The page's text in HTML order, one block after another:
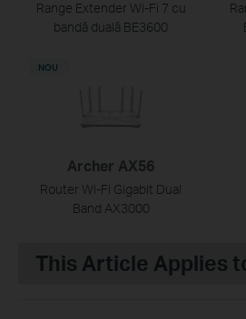
Range Extender Wi-Fi 7 cu
bandă duală BE3600
Archer AX56
Router Wi-Fi Gigabit Dual
Band AX3000
NOU
This Article Applies